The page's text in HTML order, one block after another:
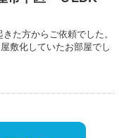
た方からご依頼でした。
敷化していたお部屋でし